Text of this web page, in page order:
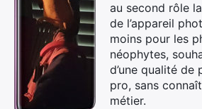
au second rôle
de l’appareil
moins pour les
néophytes,
d’une qualité de
pro, sans
métier.